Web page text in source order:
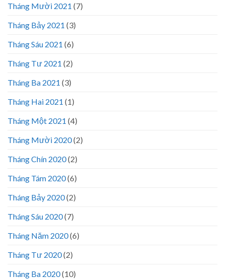
Tháng Mười 2021 (7)
Tháng Bảy 2021 (3)
Tháng Sáu 2021 (6)
Tháng Tư 2021 (2)
Tháng Ba 2021 (3)
Tháng Hai 2021 (1)
Tháng Một 2021 (4)
Tháng Mười 2020(2)
Tháng Chín 2020(2)
Tháng Tám 2020(6)
Tháng Bảy 2020(2)
Tháng Sáu 2020(7)
Tháng Năm 2020(6)
Tháng Tư 2020(2)
Tháng Ba 2020(10)